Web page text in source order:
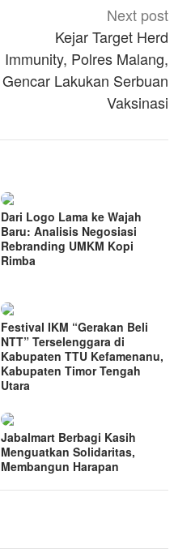
Next post
Kejar Target Herd
Immunity, Polres Malang,
Gencar Lakukan Serbuan
Vaksinasi
Dari Logo Lama ke Wajah
Baru: Analisis Negosiasi
Rebranding UMKM Kopi
Rimba
Festival IKM “Gerakan Beli
NTT” Terselenggara di
Kabupaten TTU Kefamenanu,
Kabupaten Timor Tengah
Utara
Jabalmart Berbagi Kasih
Menguatkan Solidaritas,
Membangun Harapan